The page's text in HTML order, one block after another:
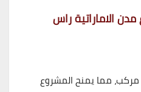
الاماراتية راس
بسعة 3,000 مركب، مما يمنح المشروع